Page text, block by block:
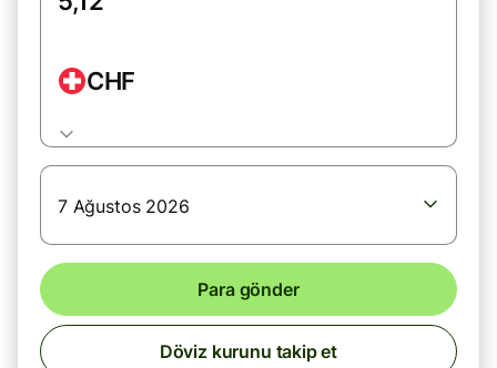
CHF
7 Ağustos 2026
Para gönder
Döviz kurunu takip et